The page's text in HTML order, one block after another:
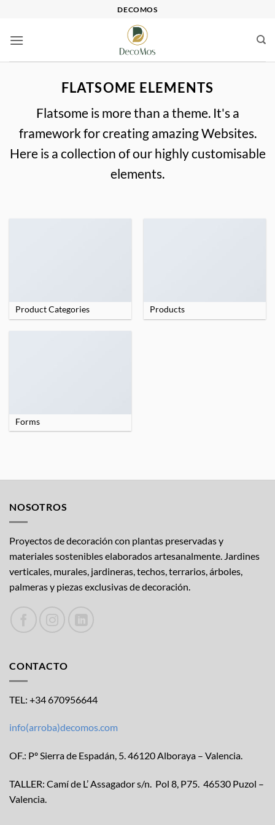
contenido
DECOMOS
FLATSOME ELEMENTS
Flatsome is more than a theme. It's a
framework for creating amazing Websites.
Here is a collection of our highly customisable
elements.
Product Categories Products
Forms
NOSOTROS
Proyectos de decoración con plantas preservadas y
materiales sostenibles elaborados artesanalmente. Jardines
verticales, murales, jardineras, techos, terrarios, árboles,
palmeras y piezas exclusivas de decoración.
CONTACTO
TEL: +34 670956644
info(arroba)decomos.com
OF.: Pº Sierra de Espadán, 5. 46120 Alboraya – Valencia.
TALLER: Camí de L’ Assagador s/n. Pol 8, P75. 46530 Puzol –
Valencia.